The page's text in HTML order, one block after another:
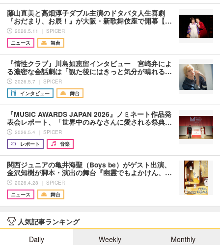
藤山直美と高畑淳子ダブル主演のドタバタ人生喜劇
『おだまり、お辰！』が大阪・新歌舞伎座で開幕【…
2026.5.11 ｜ SPICER
ニュース
舞台
『惰性クラブ』川島如恵留インタビュー 宮崎弁によ
る濃密な会話劇は「観た後にはきっと気分が晴れる…
2026.5.7 ｜ SPICER
インタビュー
舞台
『MUSIC AWARDS JAPAN 2026』ノミネート作品発
表会レポート、「世界中のみなさんに愛される祭典…
2026.5.4 ｜ SPICER
レポート
音楽
関⻄ジュニアの⻲井海聖（Boys be）がゲスト出演、
金沢知樹が脚本・演出の舞台『幽霊でもよかけん、…
2026.4.28 ｜ SPICER
ニュース
舞台
人気記事ランキング
Daily
Weekly Monthly